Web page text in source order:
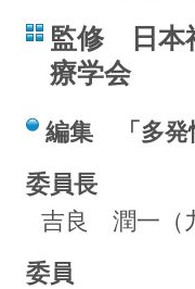
監修 日本
療学会
編集 「多発
委員長
吉良 潤一（
委員